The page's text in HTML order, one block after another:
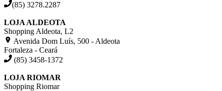
(85) 3278.2287
LOJA ALDEOTA
Shopping Aldeota, L2
Avenida Dom Luís, 500 - Aldeota
Fortaleza - Ceará
(85) 3458-1372
LOJA RIOMAR
Shopping Riomar